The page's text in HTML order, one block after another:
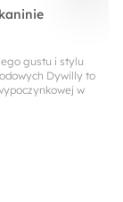
gustu i stylu
Dywilly to
w